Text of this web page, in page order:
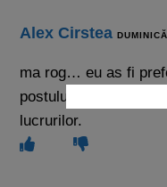
Alex Cirstea
ma rog… eu as fi
postului tau, nu sa
lucrurilor.